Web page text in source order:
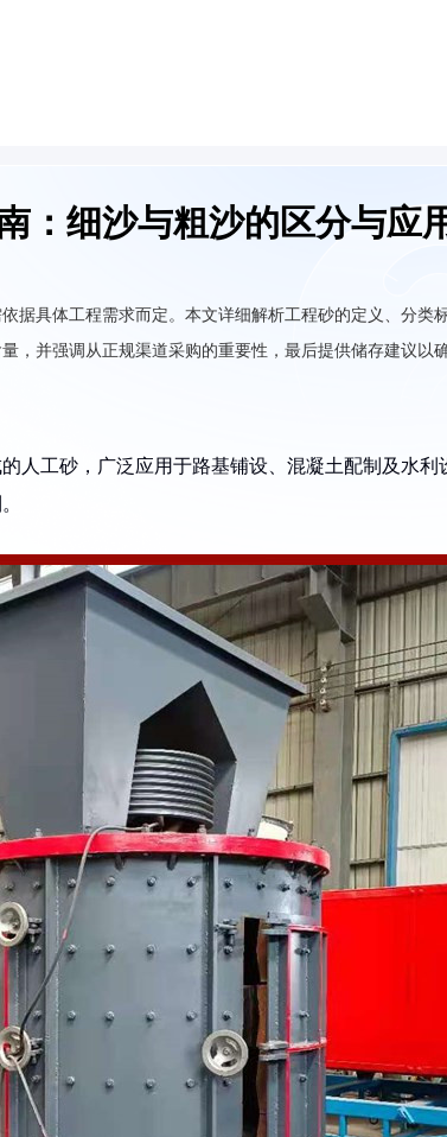
：细沙与粗沙的区分与应
据具体工程需求而定。本文详细解析工程砂的定义、分类
，并强调从正规渠道采购的重要性，最后提供储存建议以
人工砂，广泛应用于路基铺设、混凝土配制及水利